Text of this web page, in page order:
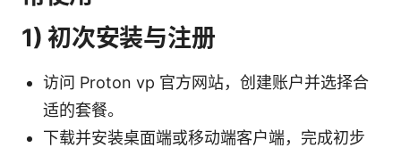
1) 初次安装与注册
访问 Proton vp 官方网站，创建账户并选择合
适的套餐。
下载并安装桌面端或移动端客户端，完成初步